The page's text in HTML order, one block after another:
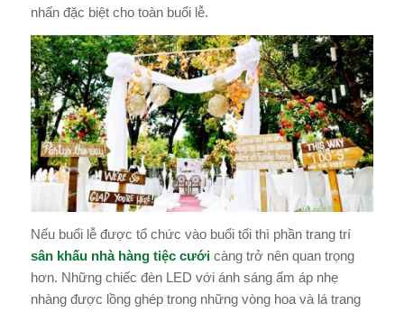
nhấn đặc biệt cho toàn buổi lễ.
Nếu buổi lễ được tổ chức vào buổi tối thì phần trang trí
sân khấu nhà hàng tiệc cướicàng trở nên quan trọng
hơn. Những chiếc đèn LED với ánh sáng ấm áp nhẹ
nhàng được lồng ghép trong những vòng hoa và lá trang